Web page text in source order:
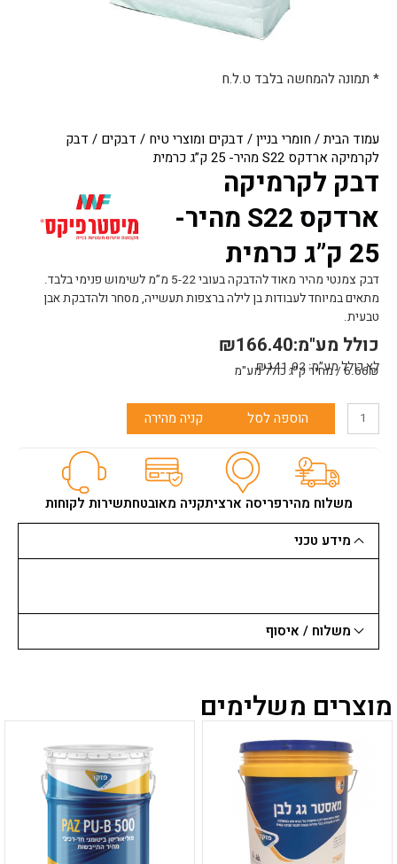
עמוד הבית/ חומרי בניין/ דבקים ומוצרי טיח / דבקים / דבק
לקרמיקה ארדקס S22 מהיר- 25 ק”ג כרמית
דבק לקרמיקה
ארדקס S22 מהיר-
25 ק”ג כרמית
דבק צמנטי מהיר מאוד להדבקה בעובי 5-22 מ”מ לשימוש פנימי בלבד.
מתאים במיוחד לעבודות בן לילה ברצפות תעשייה, מסחר ולהדבקת אבן
טבעית.
₪166.40כולל מע"מ:
לא כולל מע״מ: ₪141.02
6.66₪ / מחיר ק"ג כולל מע"מ
כמות
ק"ג
הוספה לסל קניה מהירה
משלוח מהירפריסה ארציתקניה מאובטחתשירות לקוחות
מידע טכני
משלוח / איסוף
* תמונה להמחשה בלבד ט.ל.ח
מוצרים משלימים